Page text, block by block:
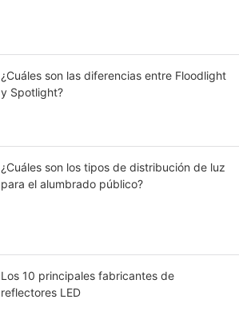
¿Cuáles son las diferencias entre Floodlight
y Spotlight?
¿Cuáles son los tipos de distribución de luz
para el alumbrado público?
Los 10 principales fabricantes de
reflectores LED